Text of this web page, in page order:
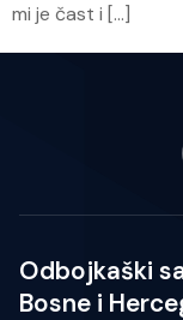
mi je čast i […]
Odbojkaški
Bosne i